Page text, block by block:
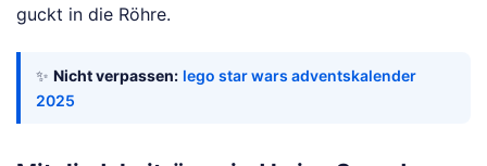
guckt in die Röhre.
✨ Nicht verpassen: lego star wars adventskalender
2025